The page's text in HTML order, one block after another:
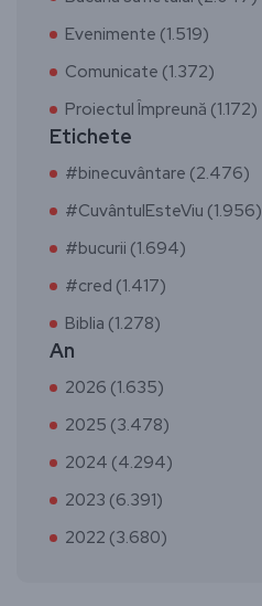
Evenimente (1.519)
Comunicate (1.372)
Proiectul Împreună (1.172)
Etichete
#binecuvântare (2.476)
#CuvântulEsteViu (1.956)
#bucurii (1.694)
#cred (1.417)
Biblia (1.278)
An
2026 (1.635)
2025 (3.478)
2024 (4.294)
2023 (6.391)
2022 (3.680)